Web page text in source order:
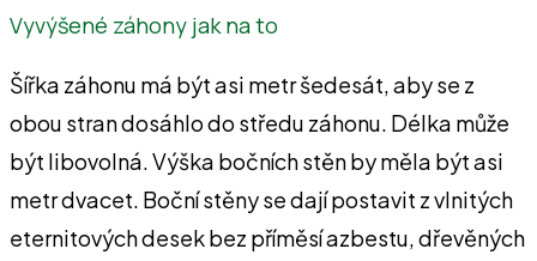
Vyvýšené záhony jak na to
Šířka záhonu má být asi metr šedesát, aby se z
obou stran dosáhlo do středu záhonu. Délka může
být libovolná. Výška bočních stěn by měla být asi
metr dvacet. Boční stěny se dají postavit z vlnitých
eternitových desek bez příměsí azbestu, dřevěných